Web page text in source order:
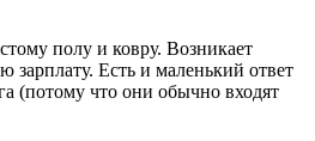
полу и ковру. Возникает
зарплату. Есть и маленький ответ
(потому что они обычно входят